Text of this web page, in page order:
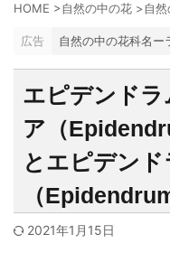
HOME >自然の中の花 >自
広告 自然の中の花科名ー
エピデンド
ア（
とエピデンド
（
2021年1月15日